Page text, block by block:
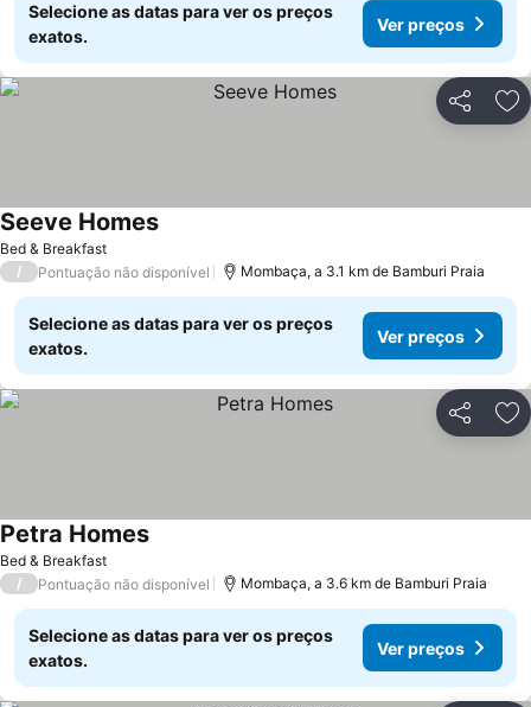
Selecione as datas para ver os preços
exatos.
Ver preços
Partilhar
Bed & Breakfast
Seeve Homes
/ Pontuação não disponível Mombaça, a 3.1 km de Bamburi Praia
Selecione as datas para ver os preços
exatos.
Ver preços
Partilhar
Bed & Breakfast
Petra Homes
/ Pontuação não disponível Mombaça, a 3.6 km de Bamburi Praia
Selecione as datas para ver os preços
exatos.
Ver preços